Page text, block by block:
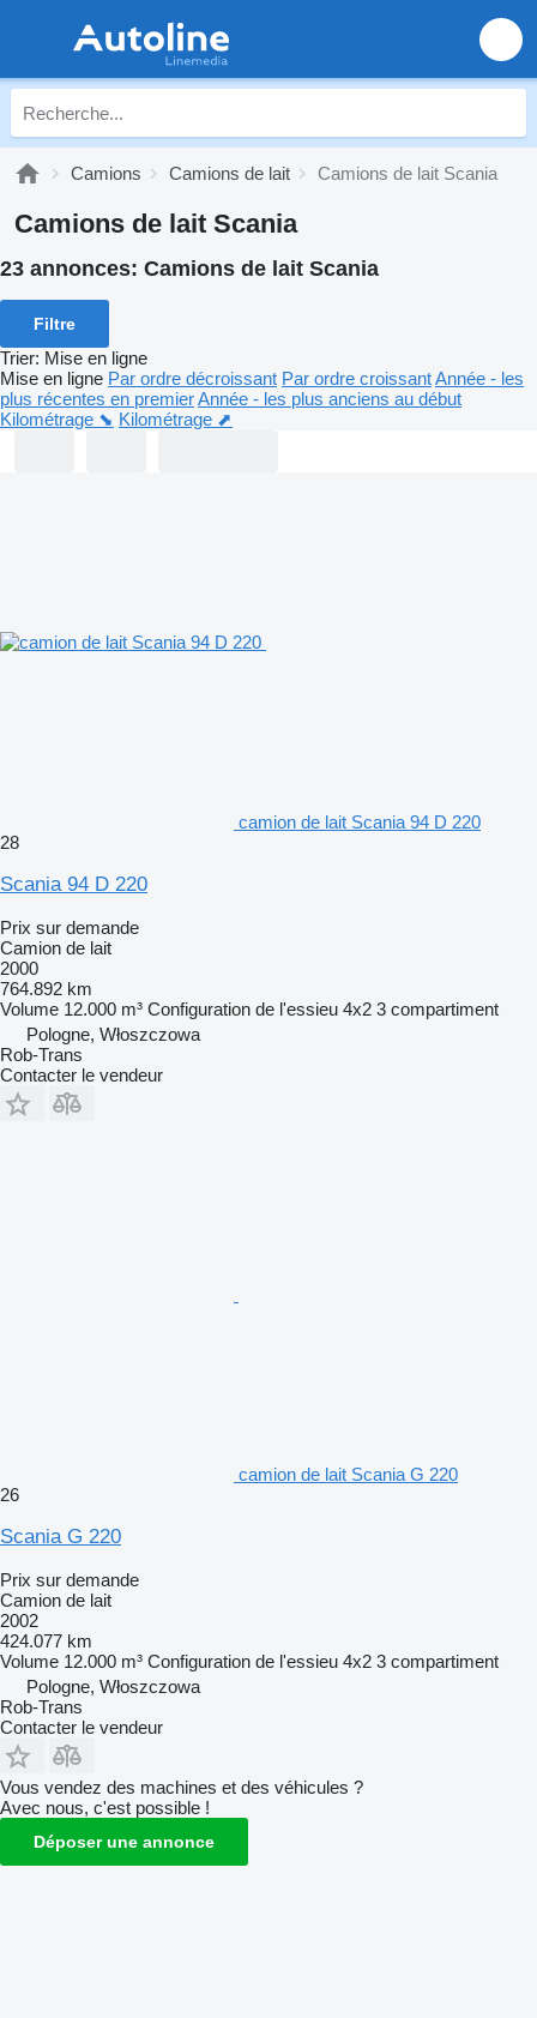
Camions Camions de lait Camions de lait Scania
Camions de lait Scania
23 annonces: Camions de lait Scania
Filtre
Trier: Mise en ligne
Mise en ligne Par ordre décroissant Par ordre croissantAnnée - les
plus récentes en premierAnnée - les plus anciens au début
Kilométrage ⬊ Kilométrage ⬈
camion de lait Scania 94 D 220
28
Scania 94 D 220
Prix sur demande
Camion de lait
2000
764.892 km
Volume 12.000 m³ Configuration de l'essieu 4x2 3 compartiment
Pologne, Włoszczowa
Rob-Trans
Contacter le vendeur
camion de lait Scania G 220
26
Scania G 220
Prix sur demande
Camion de lait
2002
424.077 km
Volume 12.000 m³ Configuration de l'essieu 4x2 3 compartiment
Pologne, Włoszczowa
Rob-Trans
Contacter le vendeur
Vous vendez des machines et des véhicules ?
Avec nous, c'est possible !
Déposer une annonce